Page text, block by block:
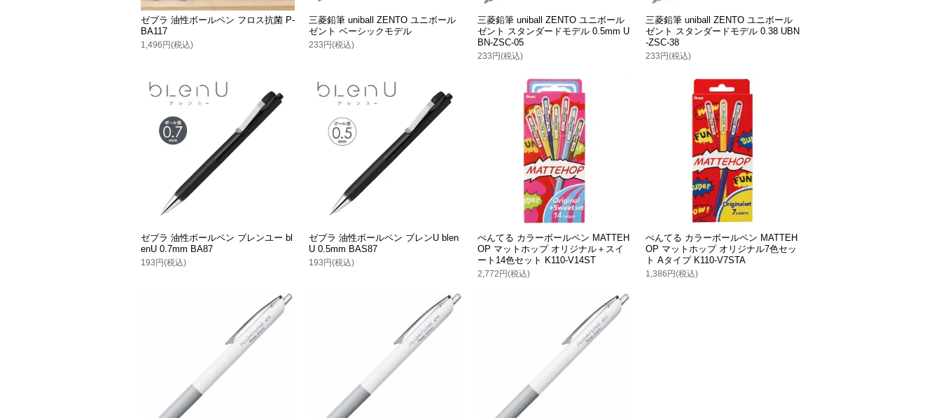
ゼブラ 油性ボールペン フロス抗菌 P-
BA117
1,496円(税込)
三菱鉛筆 uniball ZENTO ユニボール
ゼント ベーシックモデル
233円(税込)
三菱鉛筆 uniball ZENTO ユニボール
ゼント スタンダードモデル 0.5mm U
BN-ZSC-05
233円(税込)
三菱鉛筆 uniball ZENTO ユニボール
ゼント スタンダードモデル 0.38 UBN
-ZSC-38
233円(税込)
ゼブラ 油性ボールペン ブレンユー bl
enU 0.7mm BA87
193円(税込)
ゼブラ 油性ボールペン ブレンU blen
U 0.5mm BAS87
193円(税込)
ぺんてる カラーボールペン MATTEH
OP マットホップ オリジナル＋スイ
ート14色セット K110-V14ST
2,772円(税込)
ぺんてる カラーボールペン MATTEH
OP マットホップ オリジナル7色セッ
ト Aタイプ K110-V7STA
1,386円(税込)